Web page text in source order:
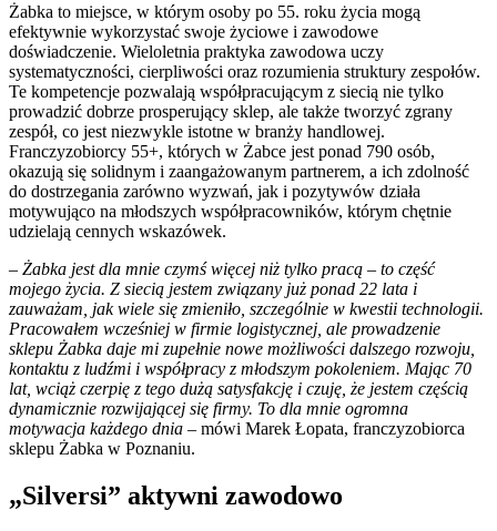
Żabka to miejsce, w którym osoby po 55. roku życia mogą
efektywnie wykorzystać swoje życiowe i zawodowe
doświadczenie. Wieloletnia praktyka zawodowa uczy
systematyczności, cierpliwości oraz rozumienia struktury zespołów.
Te kompetencje pozwalają współpracującym z siecią nie tylko
prowadzić dobrze prosperujący sklep, ale także tworzyć zgrany
zespół, co jest niezwykle istotne w branży handlowej.
Franczyzobiorcy 55+, których w Żabce jest ponad 790 osób,
okazują się solidnym i zaangażowanym partnerem, a ich zdolność
do dostrzegania zarówno wyzwań, jak i pozytywów działa
motywująco na młodszych współpracowników, którym chętnie
udzielają cennych wskazówek.
– Żabka jest dla mnie czymś więcej niż tylko pracą – to część
mojego życia. Z siecią jestem związany już ponad 22 lata i
zauważam, jak wiele się zmieniło, szczególnie w kwestii technologii.
Pracowałem wcześniej w firmie logistycznej, ale prowadzenie
sklepu Żabka daje mi zupełnie nowe możliwości dalszego rozwoju,
kontaktu z ludźmi i współpracy z młodszym pokoleniem. Mając 70
lat, wciąż czerpię z tego dużą satysfakcję i czuję, że jestem częścią
dynamicznie rozwijającej się firmy. To dla mnie ogromna
motywacja każdego dnia – mówi Marek Łopata, franczyzobiorca
sklepu Żabka w Poznaniu.
„Silversi” aktywni zawodowo